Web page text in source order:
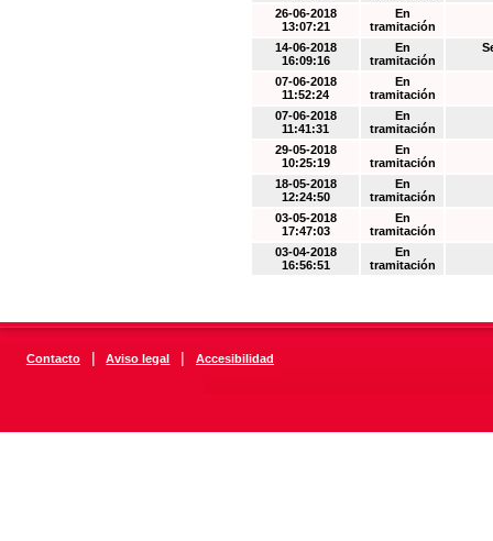
26-06-2018
13:07:21
En
tramitación
14-06-2018
16:09:16
En
tramitación
07-06-2018
11:52:24
En
tramitación
07-06-2018
11:41:31
En
tramitación
29-05-2018
10:25:19
En
tramitación
18-05-2018
12:24:50
En
tramitación
03-05-2018
17:47:03
En
tramitación
03-04-2018
16:56:51
En
tramitación
Contacto | Aviso legal | Accesibilidad